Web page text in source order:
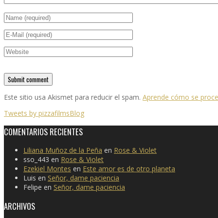
Este sitio usa Akismet para reducir el spam. Aprende cómo se
Tweets by pizzafilmsBlog
COMENTARIOS RECIENTES
Liliana Muñoz de la Peña en Rose & Violet
sso_443 en Rose & Violet
Ezekiel Montes en Este amor es de otro planeta
Luis en Señor, dame paciencia
Felipe en Señor, dame paciencia
ARCHIVOS